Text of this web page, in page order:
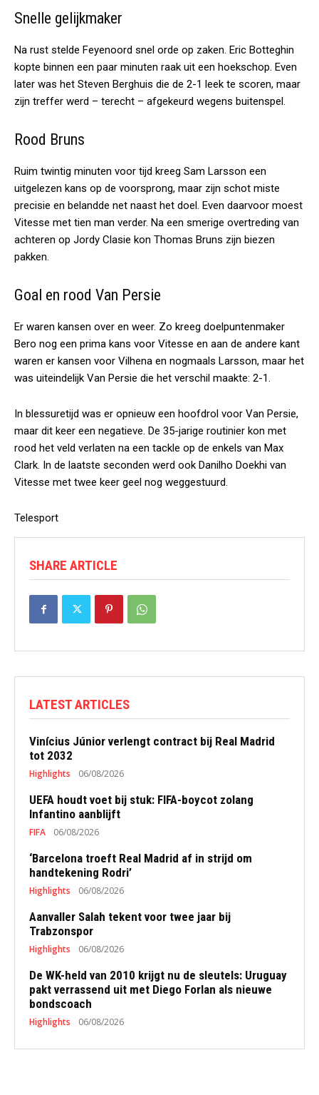
Snelle gelijkmaker
Na rust stelde Feyenoord snel orde op zaken. Eric Botteghin
kopte binnen een paar minuten raak uit een hoekschop. Even
later was het Steven Berghuis die de 2-1 leek te scoren, maar
zijn treffer werd – terecht – afgekeurd wegens buitenspel.
Rood Bruns
Ruim twintig minuten voor tijd kreeg Sam Larsson een
uitgelezen kans op de voorsprong, maar zijn schot miste
precisie en belandde net naast het doel. Even daarvoor moest
Vitesse met tien man verder. Na een smerige overtreding van
achteren op Jordy Clasie kon Thomas Bruns zijn biezen
pakken.
Goal en rood Van Persie
Er waren kansen over en weer. Zo kreeg doelpuntenmaker
Bero nog een prima kans voor Vitesse en aan de andere kant
waren er kansen voor Vilhena en nogmaals Larsson, maar het
was uiteindelijk Van Persie die het verschil maakte: 2-1.
In blessuretijd was er opnieuw een hoofdrol voor Van Persie,
maar dit keer een negatieve. De 35-jarige routinier kon met
rood het veld verlaten na een tackle op de enkels van Max
Clark. In de laatste seconden werd ook Danilho Doekhi van
Vitesse met twee keer geel nog weggestuurd.
Telesport
SHARE ARTICLE
LATEST ARTICLES
Vinícius Júnior verlengt contract bij Real Madrid
tot 2032
Highlights 06/08/2026
UEFA houdt voet bij stuk: FIFA-boycot zolang
Infantino aanblijft
FIFA 06/08/2026
‘Barcelona troeft Real Madrid af in strijd om
handtekening Rodri’
Highlights 06/08/2026
Aanvaller Salah tekent voor twee jaar bij
Trabzonspor
Highlights 06/08/2026
De WK-held van 2010 krijgt nu de sleutels: Uruguay
pakt verrassend uit met Diego Forlan als nieuwe
bondscoach
Highlights 06/08/2026